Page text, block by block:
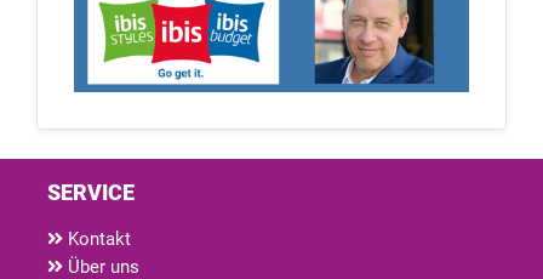
SERVICE
Kontakt
Über uns